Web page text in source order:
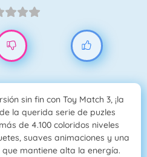
sin fin con Toy Match 3, ¡la
la querida serie de puzles
de 4.100 coloridos niveles
suaves animaciones y una
mantiene alta la energía.